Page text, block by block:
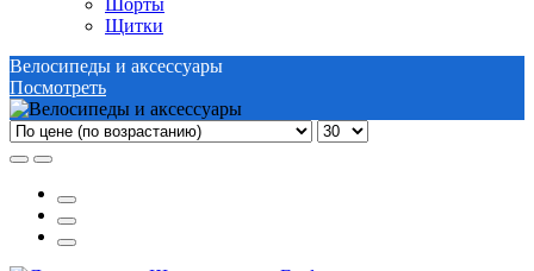
Щитки
Велосипеды и аксессуары
Посмотреть